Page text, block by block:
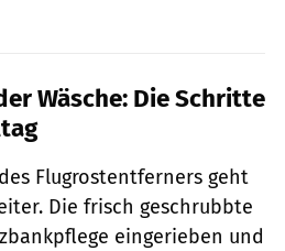
Wäsche: Die Schritte
Flugrostentferners geht
Die frisch geschrubbte
eingerieben und